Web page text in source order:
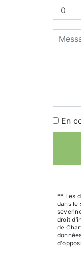
En
** Les
dans le
droit
de